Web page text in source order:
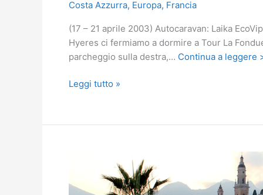
Costa Azzurra, Europa, Francia
(17 – 21 aprile 2003) Autocaravan: Laika
Hyeres ci fermiamo a dormire a Tour La
parcheggio sulla destra,… Continua a leggere
Costa
Porquerolles
Leggi tutto »